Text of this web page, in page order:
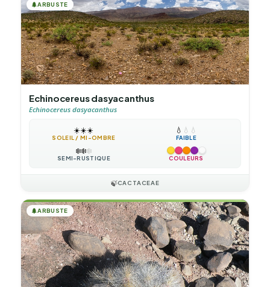
🌲ARBUSTE
Echinocereus dasyacanthus
Echinocereus dasyacanthus
☀️☀️☀️
SOLEIL / MI-OMBRE
💧 💧 💧
FAIBLE
❄️❄️❄️
SEMI-RUSTIQUE COULEURS
🍃CACTACEAE
🌲ARBUSTE